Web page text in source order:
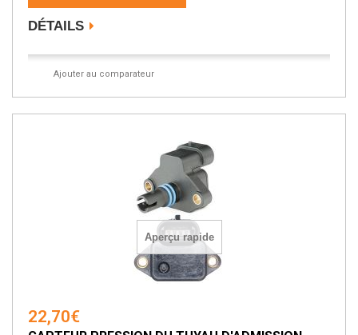
DÉTAILS
Ajouter au comparateur
Aperçu rapide
22,70€